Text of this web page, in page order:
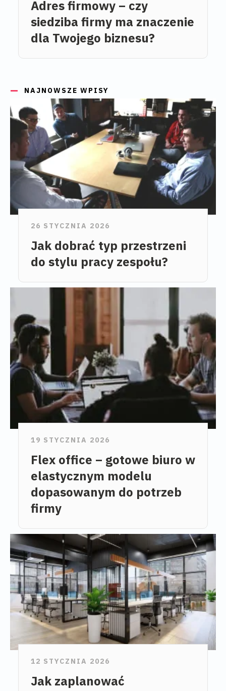
Adres firmowy – czy
siedziba firmy ma znaczenie
dla Twojego biznesu?
NAJNOWSZE WPISY
26 STYCZNIA 2026
Jak dobrać typ przestrzeni
do stylu pracy zespołu?
19 STYCZNIA 2026
Flex office – gotowe biuro w
elastycznym modelu
dopasowanym do potrzeb
firmy
12 STYCZNIA 2026
Jak zaplanować